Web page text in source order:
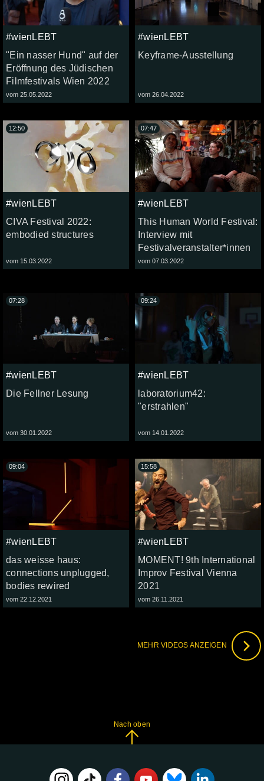
#wienLEBT
"Ein nasser Hund" auf der
Eröffnung des Jüdischen
Filmfestivals Wien 2022
vom 25.05.2022
#wienLEBT
Keyframe-Ausstellung
vom 26.04.2022
#wienLEBT
CIVA Festival 2022:
embodied structures
vom 15.03.2022
12:50
#wienLEBT
This Human World Festival:
Interview mit
Festivalveranstalter*innen
vom 07.03.2022
07:47
#wienLEBT
Die Fellner Lesung
vom 30.01.2022
07:28
#wienLEBT
laboratorium42:
"erstrahlen"
vom 14.01.2022
09:24
#wienLEBT
das weisse haus:
connections unplugged,
bodies rewired
vom 22.12.2021
09:04
#wienLEBT
MOMENT! 9th International
Improv Festival Vienna
2021
vom 26.11.2021
15:58
MEHR VIDEOS ANZEIGEN
Nach oben